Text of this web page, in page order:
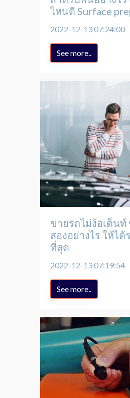
ไหนดี Surface
2022-12-13 07:24:00
See more..
ขายรถไม่ง้อเต็นท์
สองอย่างไร ให้ได้
ที่สุด
2022-12-13 07:19:54
See more..